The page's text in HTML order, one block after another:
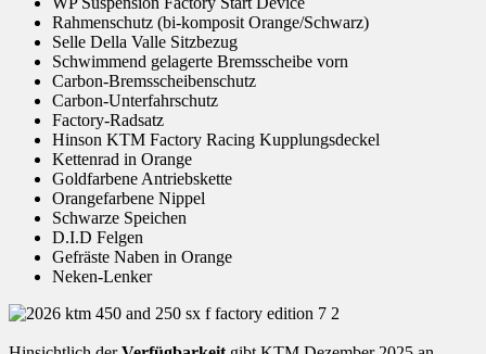
Rahmenschutz (bi-komposit Orange/Schwarz)
Selle Della Valle Sitzbezug
Schwimmend gelagerte Bremsscheibe vorn
Carbon-Bremsscheibenschutz
Carbon-Unterfahrschutz
Factory-Radsatz
Hinson KTM Factory Racing Kupplungsdeckel
Kettenrad in Orange
Goldfarbene Antriebskette
Orangefarbene Nippel
Schwarze Speichen
D.I.D Felgen
Gefräste Naben in Orange
Neken-Lenker